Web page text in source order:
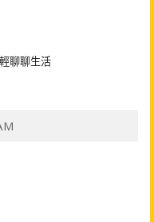
聊聊生活